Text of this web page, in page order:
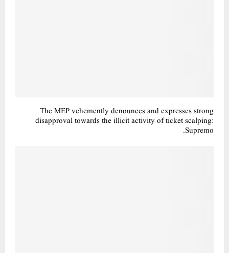
The MEP vehemently denounces and expresses strong
disapproval towards the illicit activity of ticket scalping:
Supremo.